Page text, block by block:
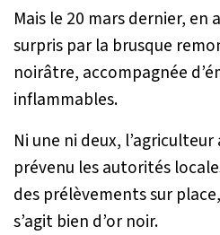
Mais le 20 mars dernier, en
surpris par la brusque
noirâtre, accompagnée
inflammables.
Ni une ni deux,
prévenu les autorités
des prélèvements sur
s’agit bien d’or noir.